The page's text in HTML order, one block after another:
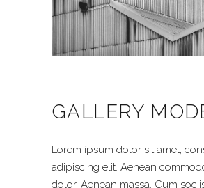
GALLERY
Lorem ipsum dolor sit amet,
adipiscing elit. Aenean
dolor. Aenean massa. Cum